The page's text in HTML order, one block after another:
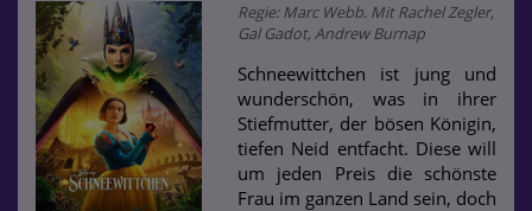
Regie: Marc Webb. Mit Rachel Zegler,
Gal Gadot, Andrew Burnap
Schneewittchen ist jung und
wunderschön, was in ihrer
Stiefmutter, der bösen Königin,
tiefen Neid entfacht. Diese will
um jeden Preis die schönste
Frau im ganzen Land sein, doch